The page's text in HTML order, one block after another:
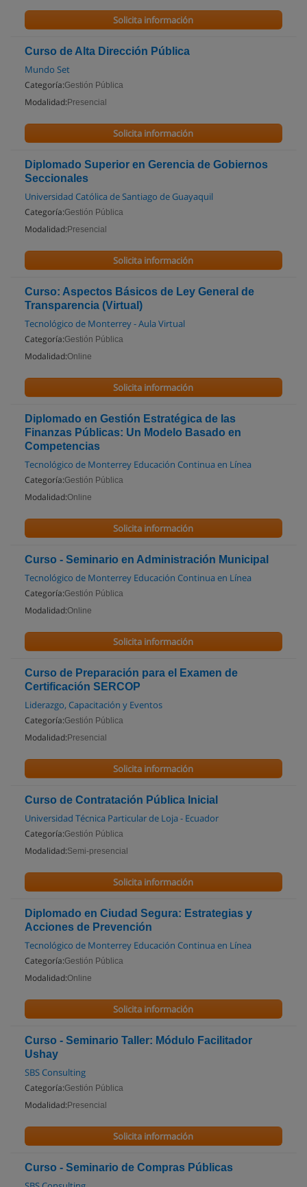
Solicita información
Curso de Alta Dirección Pública
Mundo Set
Categoría:Gestión Pública
Modalidad: Presencial
Solicita información
Diplomado Superior en Gerencia de Gobiernos
Seccionales
Universidad Católica de Santiago de Guayaquil
Categoría:Gestión Pública
Modalidad: Presencial
Solicita información
Curso: Aspectos Básicos de Ley General de
Transparencia (Virtual)
Tecnológico de Monterrey - Aula Virtual
Categoría:Gestión Pública
Modalidad:Online
Solicita información
Diplomado en Gestión Estratégica de las
Finanzas Públicas: Un Modelo Basado en
Competencias
Tecnológico de Monterrey Educación Continua en Línea
Categoría:Gestión Pública
Modalidad:Online
Solicita información
Curso - Seminario en Administración Municipal
Tecnológico de Monterrey Educación Continua en Línea
Categoría:Gestión Pública
Modalidad:Online
Solicita información
Curso de Preparación para el Examen de
Certificación SERCOP
Liderazgo, Capacitación y Eventos
Categoría:Gestión Pública
Modalidad: Presencial
Solicita información
Curso de Contratación Pública Inicial
Universidad Técnica Particular de Loja - Ecuador
Categoría:Gestión Pública
Modalidad:Semi-presencial
Solicita información
Diplomado en Ciudad Segura: Estrategias y
Acciones de Prevención
Tecnológico de Monterrey Educación Continua en Línea
Categoría:Gestión Pública
Modalidad:Online
Solicita información
Curso - Seminario Taller: Módulo Facilitador
Ushay
SBS Consulting
Categoría:Gestión Pública
Modalidad: Presencial
Solicita información
Curso - Seminario de Compras Públicas